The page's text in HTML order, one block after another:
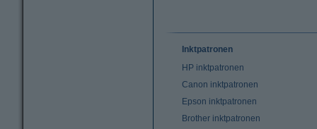
Inktpatronen
HP inktpatronen
Canon inktpatronen
Epson inktpatronen
Brother inktpatronen